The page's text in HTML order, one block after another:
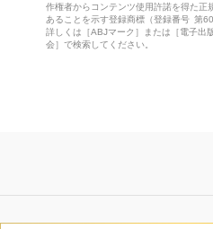
作権者からコンテンツ使用許諾を得た正
あることを示す登録商標（登録番号 第
詳しくは［ABJマーク］または［電子出
会］で検索してください。